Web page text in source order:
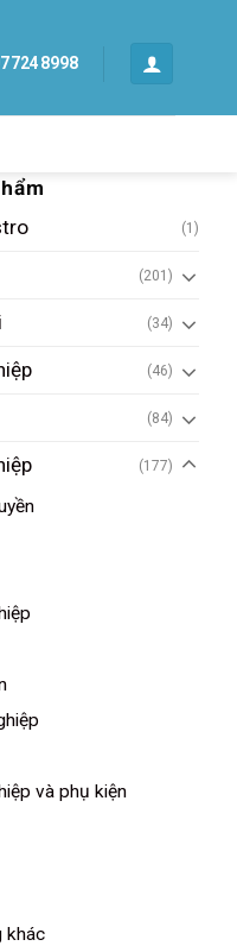
(1)
(201)
(34)
(46)
(84)
(177)
và phụ kiện
khác